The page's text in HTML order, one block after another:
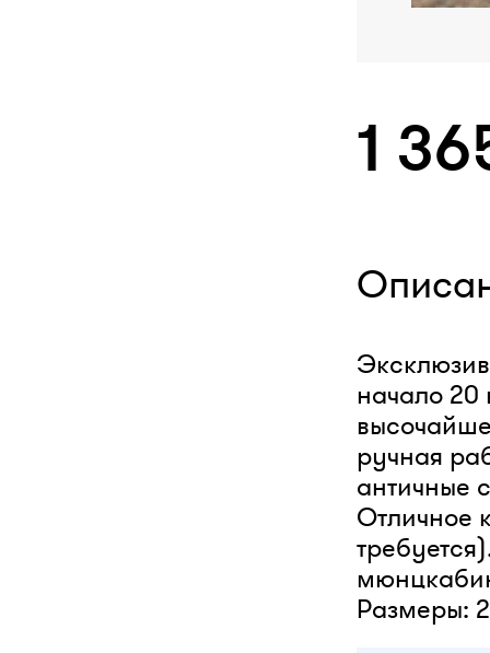
1
начало 20
ручная
античные
Отличное
Размеры: